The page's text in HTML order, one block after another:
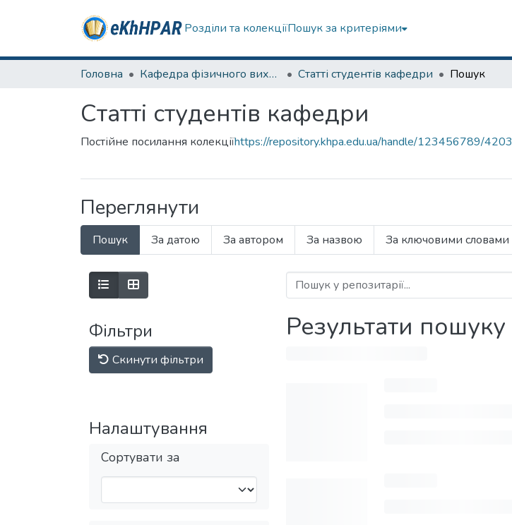
Розділи та колекціїПошук за критеріями
Головна Кафедра фізичного виховання та спортивного вдосконалення Статті студентів кафедри Пошук
Статті студентів кафедри
Постійне посилання колекціїhttps://repository.khpa.edu.ua/handle/123456789/4203
Переглянути
Пошук За датою За автором За назвою За ключовими словами
Фільтри
Скинути фільтри
Налаштування
Сортувати за
Результати пошуку